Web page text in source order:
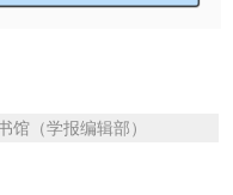
馆（学报编辑部）